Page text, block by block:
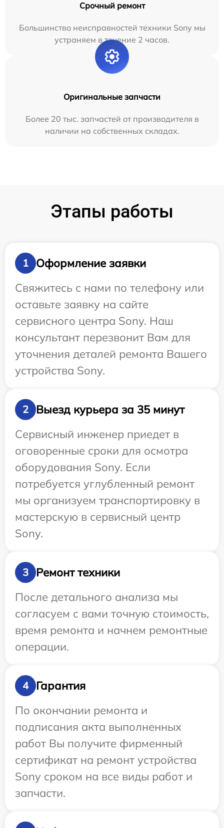
Срочный ремонт
Большинство неисправностей техники Sony мы
устраняем в течение 2 часов.
Оригинальные запчасти
Более 20 тыс. запчастей от производителя в
наличии на собственных складах.
Этапы работы
1
Оформление заявки
Свяжитесь с нами по телефону или
оставьте заявку на сайте
сервисного центра Sony. Наш
консультант перезвонит Вам для
уточнения деталей ремонта Вашего
устройства Sony.
2
Выезд курьера за 35 минут
Сервисный инженер приедет в
оговоренные сроки для осмотра
оборудования Sony. Если
потребуется углубленный ремонт
мы организуем транспортировку в
мастерскую в сервисный центр
Sony.
3
Ремонт техники
После детального анализа мы
согласуем с вами точную стоимость,
время ремонта и начнем ремонтные
операции.
4
Гарантия
По окончании ремонта и
подписания акта выполненных
работ Вы получите фирменный
сертификат на ремонт устройства
Sony сроком на все виды работ и
запчасти.